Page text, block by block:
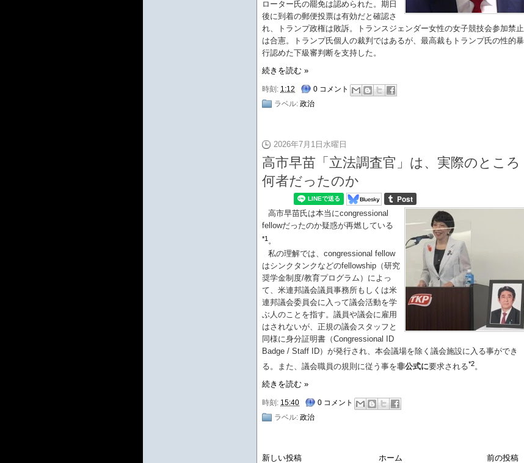
ローター氏の罷免は認められた。期日
後に到着の郵便投票は有効だと確認さ
れ、トランプ政権は敗訴。トランスジェンダー女性の女子競技会参加禁止
は合憲。トランプ氏個人の裁判ではあるが、最高裁もトランプ氏の性的暴
行認めた下級審判断を支持した。
続きを読む »
時刻: 1:12
0 コメント
ラベル: 政治
2026年7月1日水曜日
高市早苗「立法調査官」は、実際のところ
何者だったのか
高市早苗氏は本当にcongressional
fellowだったのか疑惑が再燃している
*1 。
私の理解では、congressional fellow
はシンクタンクなどのfellowship（研究
奨学金制度/教育プログラム）によっ
て、米連邦議会議員事務所もしくは米
連邦議会委員会に入って議会活動を学
ぶ人のことを指す。議員や議会に雇用
はされないが、正規の議会スタッフと
同様に身分証明書（Congressional ID
Badge / Staff ID）が発行され、本会議場を除く議会施設に入る事ができ
る。また、議会職員の規則に従う事を非公式に要求される*2。
続きを読む »
時刻: 15:40
0 コメント
ラベル: 政治
新しい投稿 ホーム 前の投稿